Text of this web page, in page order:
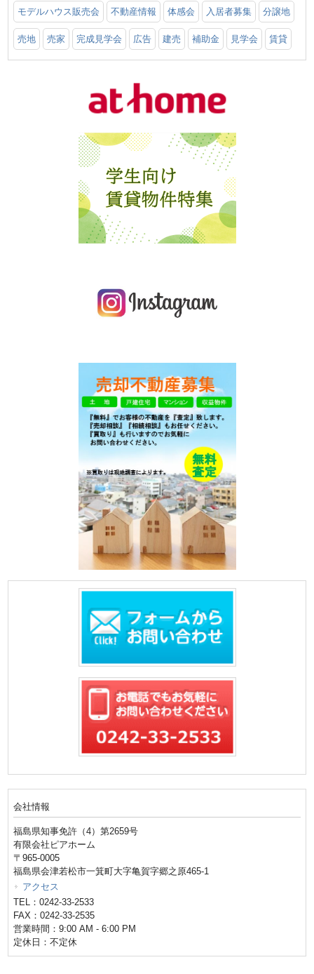
モデルハウス販売会 不動産情報 体感会 入居者募集 分譲地
売地 売家 完成見学会 広告 建売 補助金 見学会 賃貸
会社情報
福島県知事免許（4）第2659号
有限会社ピアホーム
〒965-0005
福島県会津若松市一箕町大字亀賀字郷之原465-1
アクセス
TEL：0242-33-2533
FAX：0242-33-2535
営業時間：9:00 AM - 6:00 PM
定休日：不定休